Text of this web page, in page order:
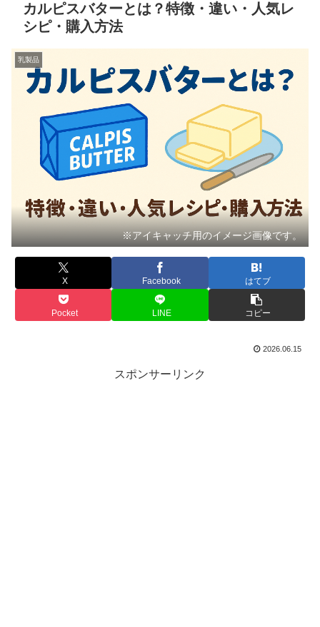
カルピスバターとは？特徴・違い・人気レ
シピ・購入方法
乳製品
※アイキャッチ用のイメージ画像です。
X Facebook はてブ
Pocket LINE コピー
2026.06.15
スポンサーリンク